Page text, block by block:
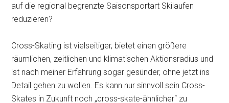
auf die regional begrenzte Saisonsportart Skilaufen
reduzieren?
Cross-Skating ist vielseitiger, bietet einen größere
räumlichen, zeitlichen und klimatischen Aktionsradius und
ist nach meiner Erfahrung sogar gesünder, ohne jetzt ins
Detail gehen zu wollen. Es kann nur sinnvoll sein Cross-
Skates in Zukunft noch „cross-skate-ähnlicher“ zu